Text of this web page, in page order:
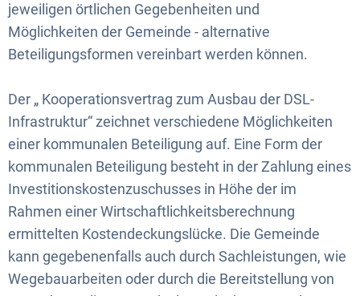
jeweiligen örtlichen Gegebenheiten und
Möglichkeiten der Gemeinde - alternative
Beteiligungsformen vereinbart werden können.
Der „ Kooperationsvertrag zum Ausbau der DSL-
Infrastruktur“ zeichnet verschiedene Möglichkeiten
einer kommunalen Beteiligung auf. Eine Form der
kommunalen Beteiligung besteht in der Zahlung eines
Investitionskostenzuschusses in Höhe der im
Rahmen einer Wirtschaftlichkeitsberechnung
ermittelten Kostendeckungslücke. Die Gemeinde
kann gegebenenfalls auch durch Sachleistungen, wie
Wegebauarbeiten oder durch die Bereitstellung von